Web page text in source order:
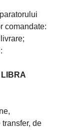
comandate:
livrare;
LIBRA
de